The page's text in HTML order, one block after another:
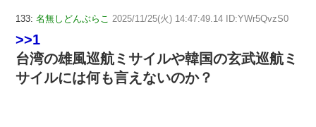
133: 名無しどんぶらこ 2025/11/25(火) 14:47:49.14 ID:YWr5QvzS0
>>1
台湾の雄風巡航ミサイルや韓国の玄武巡航ミ
サイルには何も言えないのか？